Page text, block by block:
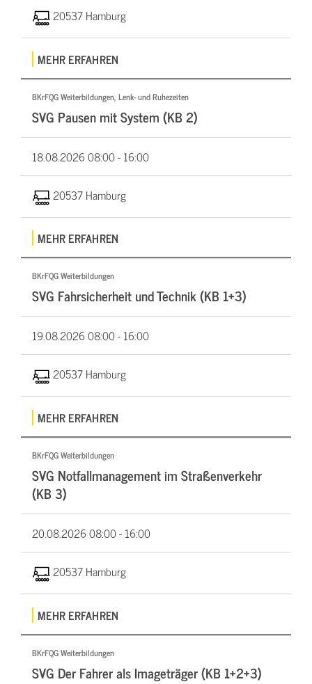
20537 Hamburg
MEHR ERFAHREN
BKrFQG Weiterbildungen, Lenk- und Ruhezeiten
SVG Pausen mit System (KB 2)
18.08.202608:00 - 16:00
20537 Hamburg
MEHR ERFAHREN
BKrFQG Weiterbildungen
SVG Fahrsicherheit und Technik (KB 1+3)
19.08.202608:00 - 16:00
20537 Hamburg
MEHR ERFAHREN
BKrFQG Weiterbildungen
SVG Notfallmanagement im Straßenverkehr
(KB 3)
20.08.202608:00 - 16:00
20537 Hamburg
MEHR ERFAHREN
BKrFQG Weiterbildungen
SVG Der Fahrer als Imageträger (KB 1+2+3)